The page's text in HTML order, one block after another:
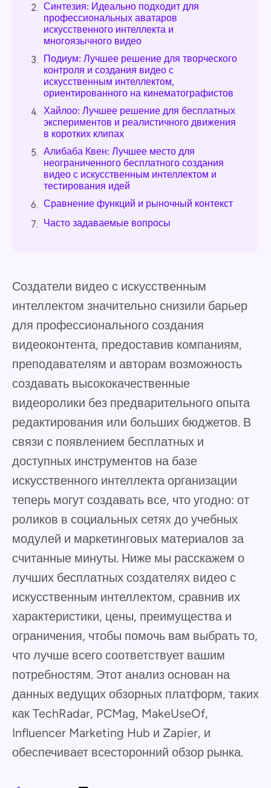
2. Синтезия: Идеально подходит для
профессиональных аватаров
искусственного интеллекта и
многоязычного видео
3. Подиум: Лучшее решение для творческого
контроля и создания видео с
искусственным интеллектом,
ориентированного на кинематографистов
4. Хайлоо: Лучшее решение для бесплатных
экспериментов и реалистичного движения
в коротких клипах
5. Алибаба Квен: Лучшее место для
неограниченного бесплатного создания
видео с искусственным интеллектом и
тестирования идей
6. Сравнение функций и рыночный контекст
7. Часто задаваемые вопросы
Создатели видео с искусственным
интеллектом значительно снизили барьер
для профессионального создания
видеоконтента, предоставив компаниям,
преподавателям и авторам возможность
создавать высококачественные
видеоролики без предварительного опыта
редактирования или больших бюджетов. В
связи с появлением бесплатных и
доступных инструментов на базе
искусственного интеллекта организации
теперь могут создавать все, что угодно: от
роликов в социальных сетях до учебных
модулей и маркетинговых материалов за
считанные минуты. Ниже мы расскажем о
лучших бесплатных создателях видео с
искусственным интеллектом, сравнив их
характеристики, цены, преимущества и
ограничения, чтобы помочь вам выбрать то,
что лучше всего соответствует вашим
потребностям. Этот анализ основан на
данных ведущих обзорных платформ, таких
как TechRadar, PCMag, MakeUseOf,
Influencer Marketing Hub и Zapier, и
обеспечивает всесторонний обзор рынка.